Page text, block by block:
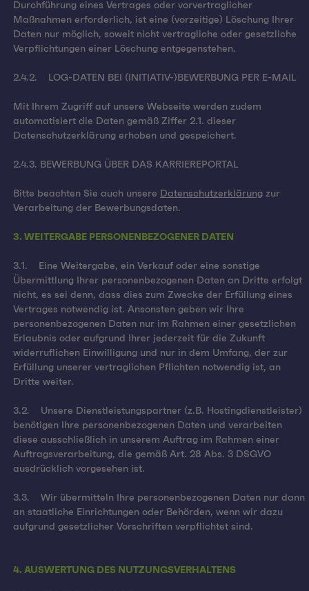
Durchführung eines Vertrages oder vorvertraglicher
Maßnahmen erforderlich, ist eine (vorzeitige) Löschung Ihrer
Daten nur möglich, soweit nicht vertragliche oder gesetzliche
Verpflichtungen einer Löschung entgegenstehen.
2.4.2. LOG-DATEN BEI (INITIATIV-)BEWERBUNG PER E-MAIL
Mit Ihrem Zugriff auf unsere Webseite werden zudem
automatisiert die Daten gemäß Ziffer 2.1. dieser
Datenschutzerklärung erhoben und gespeichert.
2.4.3. BEWERBUNG ÜBER DAS KARRIEREPORTAL
Bitte beachten Sie auch unsere Datenschutzerklärungzur
Verarbeitung der Bewerbungsdaten.
3. WEITERGABE PERSONENBEZOGENER DATEN
3.1. Eine Weitergabe, ein Verkauf oder eine sonstige
Übermittlung Ihrer personenbezogenen Daten an Dritte erfolgt
nicht, es sei denn, dass dies zum Zwecke der Erfüllung eines
Vertrages notwendig ist. Ansonsten geben wir Ihre
personenbezogenen Daten nur im Rahmen einer gesetzlichen
Erlaubnis oder aufgrund Ihrer jederzeit für die Zukunft
widerruflichen Einwilligung und nur in dem Umfang, der zur
Erfüllung unserer vertraglichen Pflichten notwendig ist, an
Dritte weiter.
3.2. Unsere Dienstleistungspartner (z.B. Hostingdienstleister)
benötigen Ihre personenbezogenen Daten und verarbeiten
diese ausschließlich in unserem Auftrag im Rahmen einer
Auftragsverarbeitung, die gemäß Art. 28 Abs. 3 DSGVO
ausdrücklich vorgesehen ist.
3.3. Wir übermitteln Ihre personenbezogenen Daten nur dann
an staatliche Einrichtungen oder Behörden, wenn wir dazu
aufgrund gesetzlicher Vorschriften verpflichtet sind.
4. AUSWERTUNG DES NUTZUNGSVERHALTENS